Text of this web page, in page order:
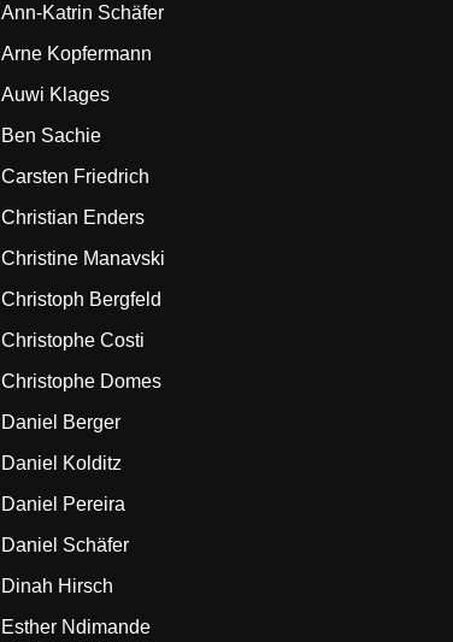
Ann-Katrin Schäfer
Arne Kopfermann
Auwi Klages
Ben Sachie
Carsten Friedrich
Christian Enders
Christine Manavski
Christoph Bergfeld
Christophe Costi
Christophe Domes
Daniel Berger
Daniel Kolditz
Daniel Pereira
Daniel Schäfer
Dinah Hirsch
Esther Ndimande